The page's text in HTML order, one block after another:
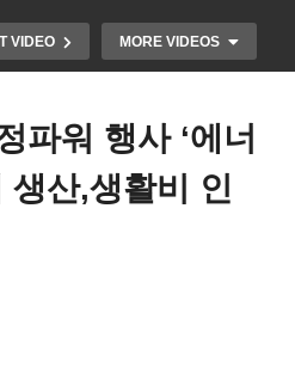
VIDEO MORE VIDEOS
는 결혼율과 그 이유
파워 행사 ‘에너
생산,생활비 인